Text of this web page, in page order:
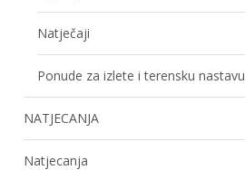
Natječaji
Ponude za izlete i terensku nastavu
NATJECANJA
Natjecanja